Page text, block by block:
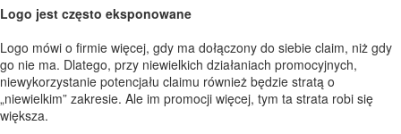
Logo jest często eksponowane
Logo mówi o firmie więcej, gdy ma dołączony do siebie claim, niż gdy
go nie ma. Dlatego, przy niewielkich działaniach promocyjnych,
niewykorzystanie potencjału claimu również będzie stratą o
„niewielkim” zakresie. Ale im promocji więcej, tym ta strata robi się
większa.